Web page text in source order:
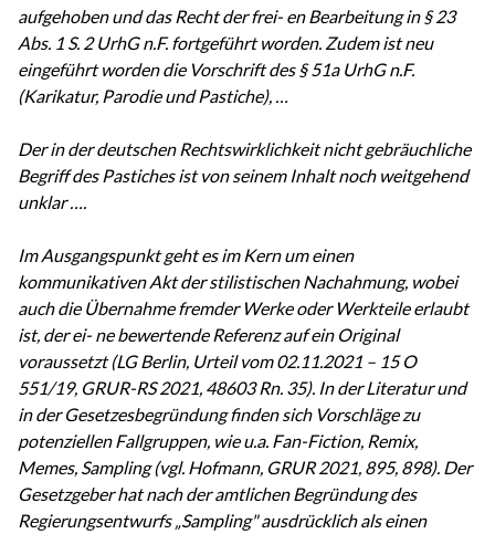
aufgehoben und das Recht der frei- en Bearbeitung in § 23
Abs. 1 S. 2 UrhG n.F. fortgeführt worden. Zudem ist neu
eingeführt worden die Vorschrift des § 51a UrhG n.F.
(Karikatur, Parodie und Pastiche), …
Der in der deutschen Rechtswirklichkeit nicht gebräuchliche
Begriff des Pastiches ist von seinem Inhalt noch weitgehend
unklar ….
Im Ausgangspunkt geht es im Kern um einen
kommunikativen Akt der stilistischen Nachahmung, wobei
auch die Übernahme fremder Werke oder Werkteile erlaubt
ist, der ei- ne bewertende Referenz auf ein Original
voraussetzt (LG Berlin, Urteil vom 02.11.2021 – 15 O
551/19, GRUR-RS 2021, 48603 Rn. 35). In der Literatur und
in der Gesetzesbegründung finden sich Vorschläge zu
potenziellen Fallgruppen, wie u.a. Fan-Fiction, Remix,
Memes, Sampling (vgl. Hofmann, GRUR 2021, 895, 898). Der
Gesetzgeber hat nach der amtlichen Begründung des
Regierungsentwurfs „Sampling" ausdrücklich als einen